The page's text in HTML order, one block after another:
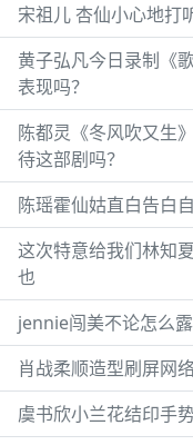
宋祖儿 杏仙小心地打
黄子弘凡今日录制《
表现吗？
陈都灵《冬风吹又生
待这部剧吗？
陈瑶霍仙姑直白告白
这次特意给我们林知
也
jennie闯美不论怎么
肖战柔顺造型刷屏网
虞书欣小兰花结印手